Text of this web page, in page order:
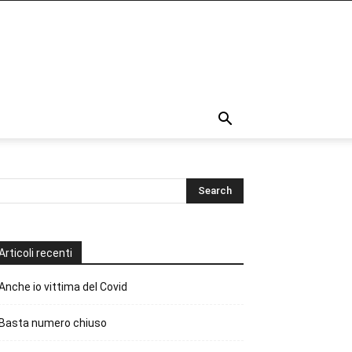
recenti
io vittima del Covid
Basta numero chiuso